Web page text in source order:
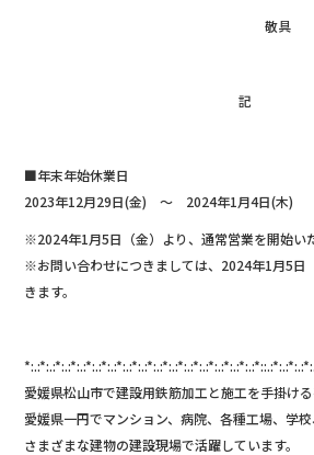
敬具
記
■年末年始休業日
2023年12月29日(金) ～ 2024年1月4日(木)
※2024年1月5日（金）より、通常営業を開始い
※お問い合わせにつきましては、2024年1月5日
きます。
愛媛県松山市で建設用鉄筋加工と施工を手掛ける
愛媛県一円でマンション、病院、各種工場、学
さまざまな建物の建設現場で活躍しています。